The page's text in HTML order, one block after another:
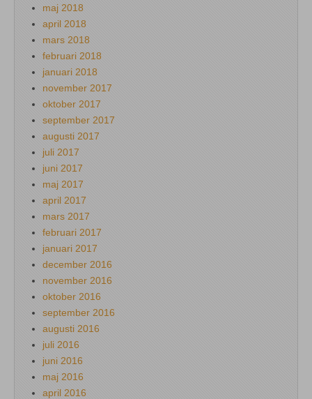
maj 2018
april 2018
mars 2018
februari 2018
januari 2018
november 2017
oktober 2017
september 2017
augusti 2017
juli 2017
juni 2017
maj 2017
april 2017
mars 2017
februari 2017
januari 2017
december 2016
november 2016
oktober 2016
september 2016
augusti 2016
juli 2016
juni 2016
maj 2016
april 2016